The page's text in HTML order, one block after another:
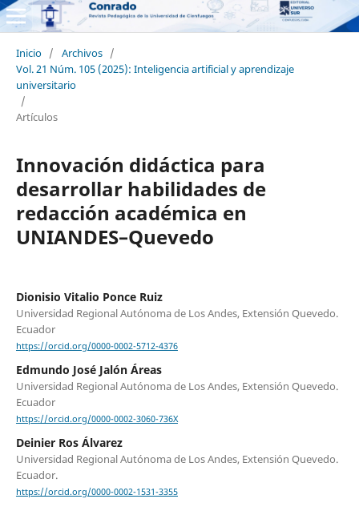
Inicio / Archivos /
Vol. 21 Núm. 105 (2025): Inteligencia artificial y aprendizaje
universitario
/
Artículos
Innovación didáctica para
desarrollar habilidades de
redacción académica en
UNIANDES–Quevedo
Dionisio Vitalio Ponce Ruiz
Universidad Regional Autónoma de Los Andes, Extensión Quevedo.
Ecuador
https://orcid.org/0000-0002-5712-4376
Edmundo José Jalón Áreas
Universidad Regional Autónoma de Los Andes, Extensión Quevedo.
Ecuador
https://orcid.org/0000-0002-3060-736X
Deinier Ros Álvarez
Universidad Regional Autónoma de Los Andes, Extensión Quevedo.
Ecuador.
https://orcid.org/0000-0002-1531-3355